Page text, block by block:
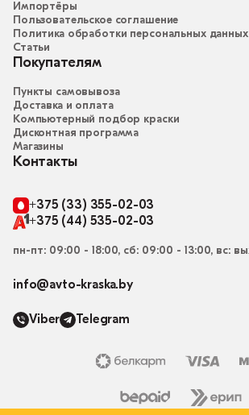
Импортёры
Пользовательское соглашение
Политика обработки персональных данных
Статьи
Покупателям
Пункты самовывоза
Доставка и оплата
Компьютерный подбор краски
Дисконтная программа
Магазины
Контакты
+375 (33) 355-02-03
+375 (44) 535-02-03
пн-пт: 09:00 - 18:00, сб: 09:00 - 13:00, вс:
info@avto-kraska.by
Viber Telegram